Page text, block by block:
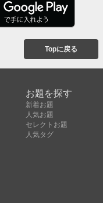
Topに戻る
お題を探す
新着お題
人気お題
セレクトお題
人気タグ